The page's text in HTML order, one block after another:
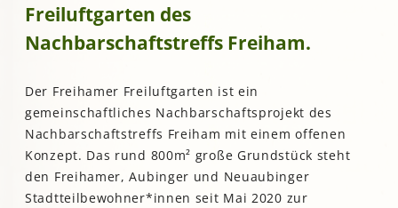
Freiluftgarten des
Nachbarschaftstreffs Freiham.
Der Freihamer Freiluftgarten ist ein
gemeinschaftliches Nachbarschaftsprojekt des
Nachbarschaftstreffs Freiham mit einem offenen
Konzept. Das rund 800m² große Grundstück steht
den Freihamer, Aubinger und Neuaubinger
Stadtteilbewohner*innen seit Mai 2020 zur